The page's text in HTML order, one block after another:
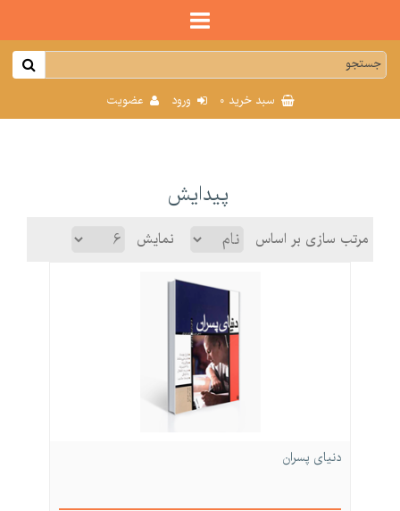
سبد خرید 0 ورود عضویت
پیدایش
مرتب سازی بر اساس نمایش
دنیای پسران